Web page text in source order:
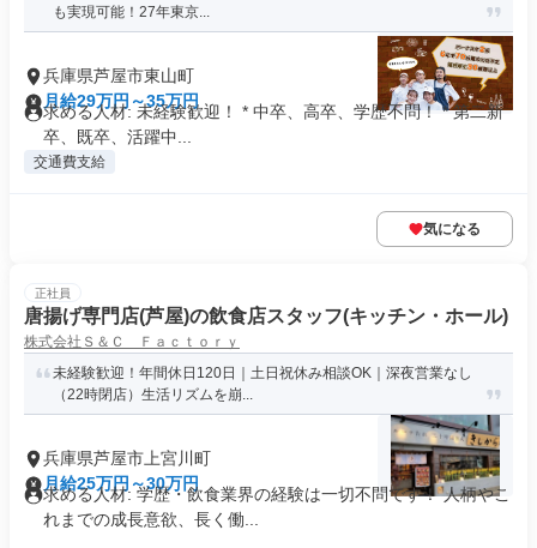
も実現可能！27年東京...
兵庫県芦屋市東山町
月給29万円～35万円
求める人材: 未経験歓迎！ * 中卒、高卒、学歴不問！ * 第二新
卒、既卒、活躍中...
交通費支給
気になる
正社員
唐揚げ専門店(芦屋)の飲食店スタッフ(キッチン・ホール)
株式会社Ｓ＆Ｃ Ｆａｃｔｏｒｙ
未経験歓迎！年間休日120日｜土日祝休み相談OK｜深夜営業なし
（22時閉店）生活リズムを崩...
兵庫県芦屋市上宮川町
月給25万円～30万円
求める人材: 学歴・飲食業界の経験は一切不問です！ 人柄やこ
れまでの成長意欲、長く働...